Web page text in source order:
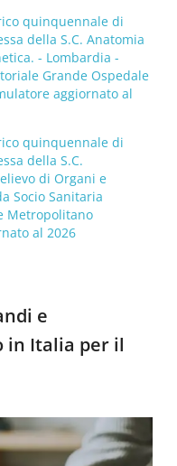
quinquennale di
della S.C. Anatomia
- Lombardia -
Grande Ospedale
aggiornato al
quinquennale di
della S.C.
di Organi e
Socio Sanitaria
Metropolitano
al 2026
e
in Italia per il